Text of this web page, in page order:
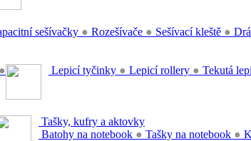
sešívačky ● Rozešívače ● Sešívací kleště ●
● Lepicí tyčinky ● Lepicí rollery ● Tekutá
Tašky, kufry a aktovky
Batohy na notebook ● Tašky na notebook ●